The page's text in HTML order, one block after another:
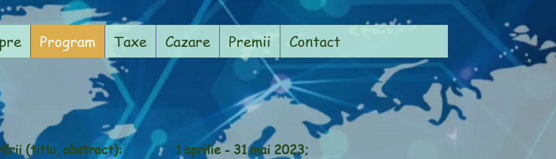
Program Taxe Cazare Premii Contact
(titlu, abstract): 1 aprilie - 31 mai 2023;